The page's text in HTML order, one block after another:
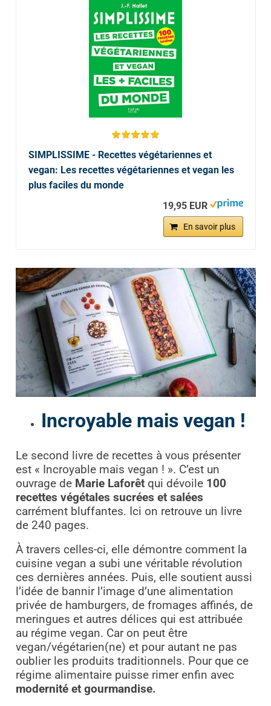
SIMPLISSIME - Recettes végétariennes et
vegan: Les recettes végétariennes et vegan les
plus faciles du monde
19,95 EUR
En savoir plus
Incroyable mais vegan !
Le second livre de recettes à vous présenter
est « Incroyable mais vegan ! ». C’est un
ouvrage de Marie Laforêtqui dévoile 100
recettes végétales sucrées et salées
carrément bluffantes. Ici on retrouve un livre
de 240 pages.
À travers celles-ci, elle démontre comment la
cuisine vegan a subi une véritable révolution
ces dernières années. Puis, elle soutient aussi
l’idée de bannir l’image d’une alimentation
privée de hamburgers, de fromages affinés, de
meringues et autres délices qui est attribuée
au régime vegan. Car on peut être
vegan/végétarien(ne) et pour autant ne pas
oublier les produits traditionnels. Pour que ce
régime alimentaire puisse rimer enfin avec
modernité et gourmandise.